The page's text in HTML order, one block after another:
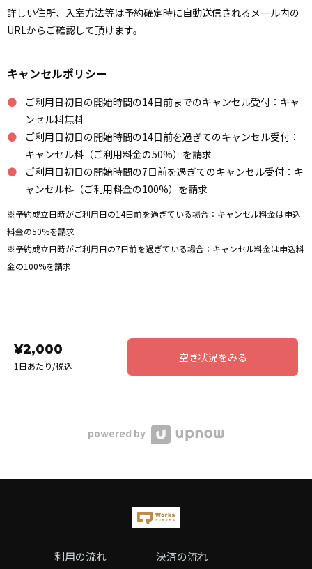
詳しい住所、入室方法等は予約確定時に自動送信されるメール内の
URLからご確認して頂けます。
キャンセルポリシー
ご利用日初日の開始時間の14日前までのキャンセル受付：キャ
ンセル料無料
ご利用日初日の開始時間の14日前を過ぎてのキャンセル受付：
キャンセル料（ご利用料金の50%）を請求
ご利用日初日の開始時間の7日前を過ぎてのキャンセル受付：キ
ャンセル料（ご利用料金の100%）を請求
※予約成立日時がご利用日の14日前を過ぎている場合：キャンセル料金は申込
料金の50%を請求
※予約成立日時がご利用日の7日前を過ぎている場合：キャンセル料金は申込料
金の100%を請求
¥2,000
1日あたり/税込
空き状況をみる
powered by
利用の流れ 決済の流れ